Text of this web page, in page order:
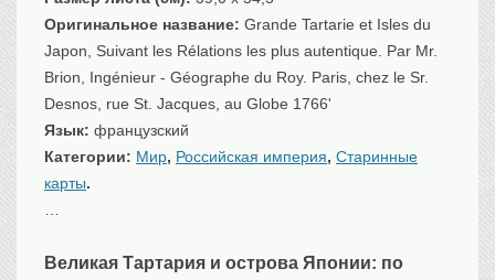
Техника, транспорт, архитектура
Архитектура
Техника
Транспорт
Флот, кораблестроение
Связь
Медицина
Оригинальное название: Grande Tartarie et Isles du
Japon, Suivant les Rélations les plus autentique. Par Mr.
Brion, Ingénieur - Géographe du Roy. Paris, chez le Sr.
Desnos, rue St. Jacques, au Globe 1766'
Язык: французский
Категории: Мир, Российская империя, Старинные
карты.
Великая Тартария и острова Японии: по